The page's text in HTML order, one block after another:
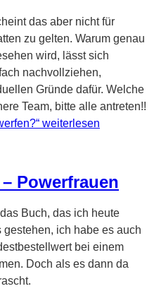
das aber nicht für
zu gelten. Warum genau
wird, lässt sich
nachvollziehen,
Gründe dafür. Welche
Team, bitte alle antreten!!
weiterlesen
Powerfrauen
Buch, das ich heute
ich habe es auch
bei einem
Doch als es dann da